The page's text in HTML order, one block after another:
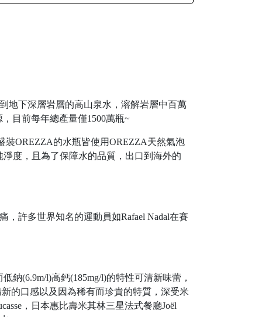
地下深層岩層的高山泉水，溶解岩層中百萬
目前每年總產量僅1500萬瓶~
OREZZA的水瓶皆使用OREZZA天然氣泡
度，且為了保障水的品質，出口到海外的
許多世界知名的運動員如Rafael Nadal在賽
(6.9m/l)高鈣(185mg/l)的特性可清新味蕾，
的口感以及因為稀有而珍貴的特質，深受米
，日本惠比壽米其林三星法式餐廳Joël